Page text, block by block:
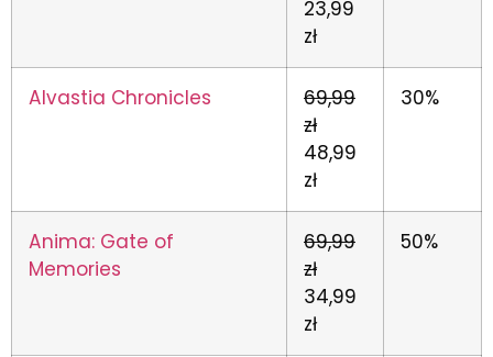
23,99
zł
Alvastia Chronicles
69,99
zł
48,99
zł
30%
Anima: Gate of
Memories
69,99
zł
34,99
zł
50%